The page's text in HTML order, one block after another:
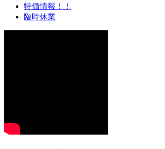
特価情報！！
臨時休業